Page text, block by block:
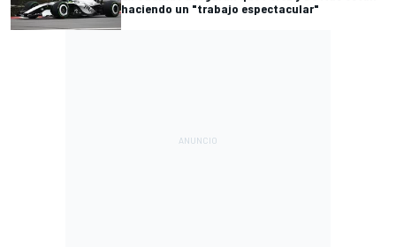
haciendo un "trabajo espectacular"